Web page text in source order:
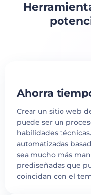
Ahorra
Crear un sitio web
puede ser un
habilidades
automatizadas
sea mucho más
prediseñadas que
coincidan con el